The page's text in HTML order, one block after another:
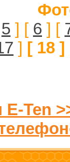
5 ] [ 6 ] [
] [ 18 ]
Ten